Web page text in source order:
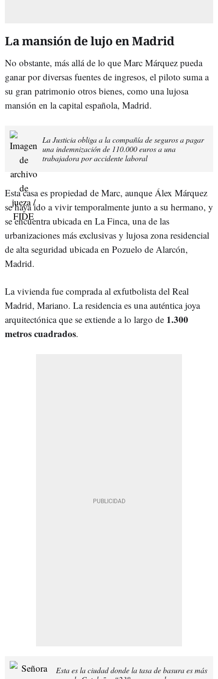
La mansión de lujo en Madrid
No obstante, más allá de lo que Marc Márquez pueda
ganar por diversas fuentes de ingresos, el piloto suma a
su gran patrimonio otros bienes, como una lujosa
mansión en la capital española, Madrid.
La Justicia obliga a la compañía de seguros a pagar
una indemnización de 110.000 euros a una
trabajadora por accidente laboral
Esta casa es propiedad de Marc, aunque Álex Márquez
se haya ido a vivir temporalmente junto a su hermano, y
se encuentra ubicada en La Finca, una de las
urbanizaciones más exclusivas y lujosa zona residencial
de alta seguridad ubicada en Pozuelo de Alarcón,
Madrid.
La vivienda fue comprada al exfutbolista del Real
Madrid, Mariano. La residencia es una auténtica joya
arquitectónica que se extiende a lo largo de 1.300
metros cuadrados.
Esta es la ciudad donde la tasa de basura es más